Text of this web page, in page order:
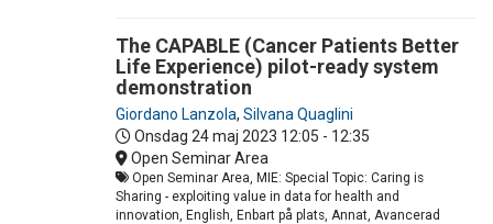
The CAPABLE (Cancer Patients Better
Life Experience) pilot-ready system
demonstration
Giordano Lanzola, Silvana Quaglini
Onsdag 24 maj 2023 12:05 - 12:35
Open Seminar Area
Open Seminar Area, MIE: Special Topic: Caring is
Sharing - exploiting value in data for health and
innovation, English, Enbart på plats, Annat, Avancerad